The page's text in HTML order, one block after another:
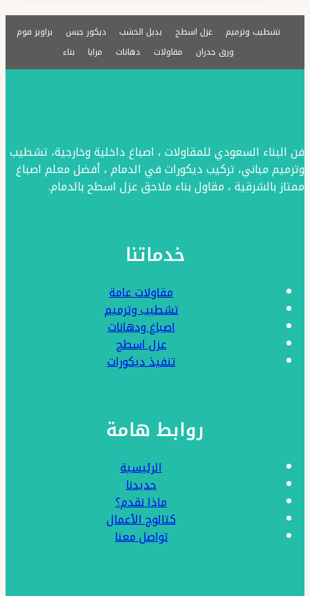
ت:
0576154945
تركيب
–
فوم
مجالس
اسعار
الفوم
بالشرقية
تشطيب وترميم عزل اسطح بديل الخشب ديكور جبس
براويز فوم
ورق جدران
مقاولات دهانات مرايا بناء
فن البناء السعودي للمقاولات ، اصباغ داخلية وخارجية، تشطيب
وترميم مباني، تركيب ديكورات في الدمام ، أفضل معلم اصباغ
ممتاز بالشرقية ، مقاول بناء ملاحق عزل اسطح بالدمام.
خدماتنا
مقاولات عامة
تشطيب وترميم
اصباغ ودهانات
عزل اسطح
تنفيذ ديكورات
روابط هامة
الرئيسية
جديدنا
ماذا نقدم؟
كتالوج الأعمال
تواصل معنا